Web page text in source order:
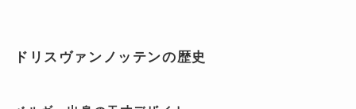
ドリスヴァンノッテンの歴史